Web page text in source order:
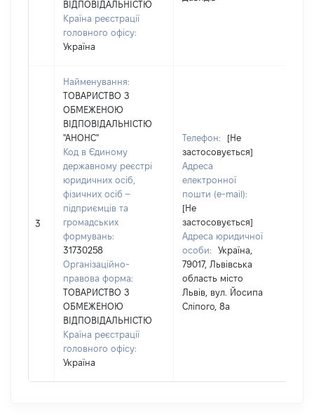
ВІДПОВІДАЛЬНІСТЮ
Країна реєстрації
головного офісу:
Україна
3
Найменування:
ТОВАРИСТВО З
ОБМЕЖЕНОЮ
ВІДПОВІДАЛЬНІСТЮ
"АНОНС"
Код в Єдиному
державному реєстрі
юридичних осіб,
фізичних осіб –
підприємців та
громадських
формувань:
31730258
Організаційно-
правова форма:
ТОВАРИСТВО З
ОБМЕЖЕНОЮ
ВІДПОВІДАЛЬНІСТЮ
Країна реєстрації
головного офісу:
Україна
Телефон:
[Не
застосовується]
Адреса
електронної
пошти (e-mail):
[Не
застосовується]
Адреса юридичної
особи:
Україна,
79017, Львівська
область місто
Львів, вул. Йосипа
Сліпого, 8а